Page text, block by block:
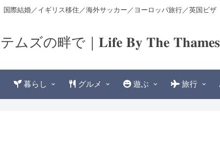
国際結婚／イギリス移住／海外サッカー／ヨーロッパ旅行／英国ビザ
ムズの畔で｜𝐋𝐢𝐟𝐞 𝐁𝐲 𝐓𝐡𝐞
暮らし グルメ 遊ぶ 旅行